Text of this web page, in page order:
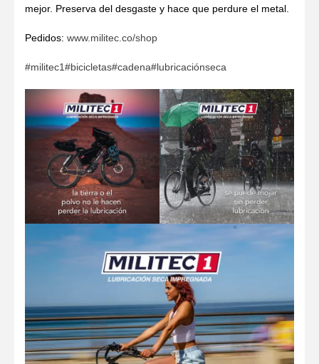
mejor. Preserva del desgaste y hace que perdure el metal.
Pedidos: www.militec.co/shop
#militec1#bicicletas#cadena#lubricaciónseca